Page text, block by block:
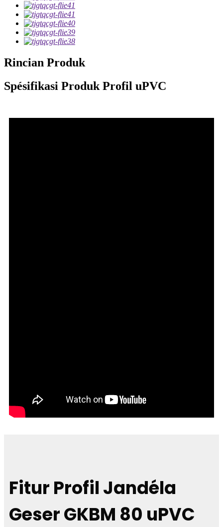
Rincian Produk
Spésifikasi Produk Profil uPVC
Fitur Profil Jandéla
Geser GKBM 80 uPVC